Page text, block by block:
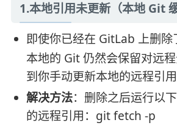
1.本地引用未更新（本地 Git 缓
即使你已经在 GitLab 上删除
本地的 Git 仍然会保留对远
到你手动更新本地的远程引用
解决方法：删除之后运行以
的远程引用：git fetch -p